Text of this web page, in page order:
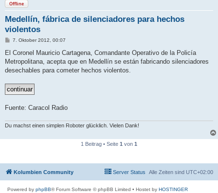
Offline
Medellín, fábrica de silenciadores para hechos
violentos
B
r
a
7. Oktober 2012, 00:07
El Coronel Mauricio Cartagena, Comandante Operativo de la Policía
Metropolitana, acepta que en Medellín se están fabricando silenciadores
desechables para cometer hechos violentos.
Fuente: Caracol Radio
Du machst einen simplen Roboter glücklich. Vielen Dank!
1 Beitrag • Seite 1 von 1
Kolumbien Community Alle Zeiten sind UTC+02:00
Server Status
Powered by phpBB® Forum Software © phpBB Limited • Hostet by HOSTINGER